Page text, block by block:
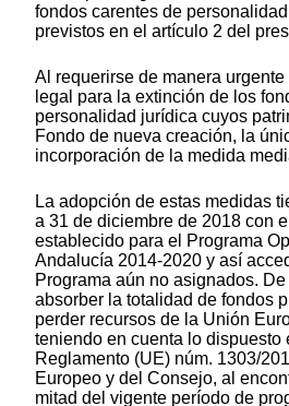
fondos carentes de
previstos en el artículo 2 del
Al requerirse de manera
legal para la extinción de los
personalidad jurídica cuyos
Fondo de nueva creación, la
incorporación de la medida
La adopción de estas medidas
a 31 de diciembre de 2018 con
establecido para el Programa
Andalucía 2014-2020 y así
Programa aún no asignados.
absorber la totalidad de fondos
perder recursos de la Unión
teniendo en cuenta lo dispuesto
Reglamento (UE) núm. 1303/
Europeo y del Consejo, al
mitad del vigente período de